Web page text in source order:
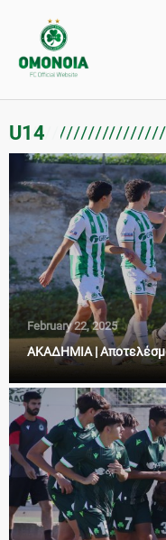
U14
February 22, 2025
AKAΔΗΜΙΑ |